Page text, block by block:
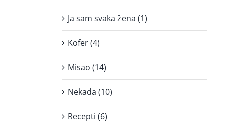
Ja sam svaka žena (1)
Kofer (4)
Misao (14)
Nekada (10)
Recepti (6)